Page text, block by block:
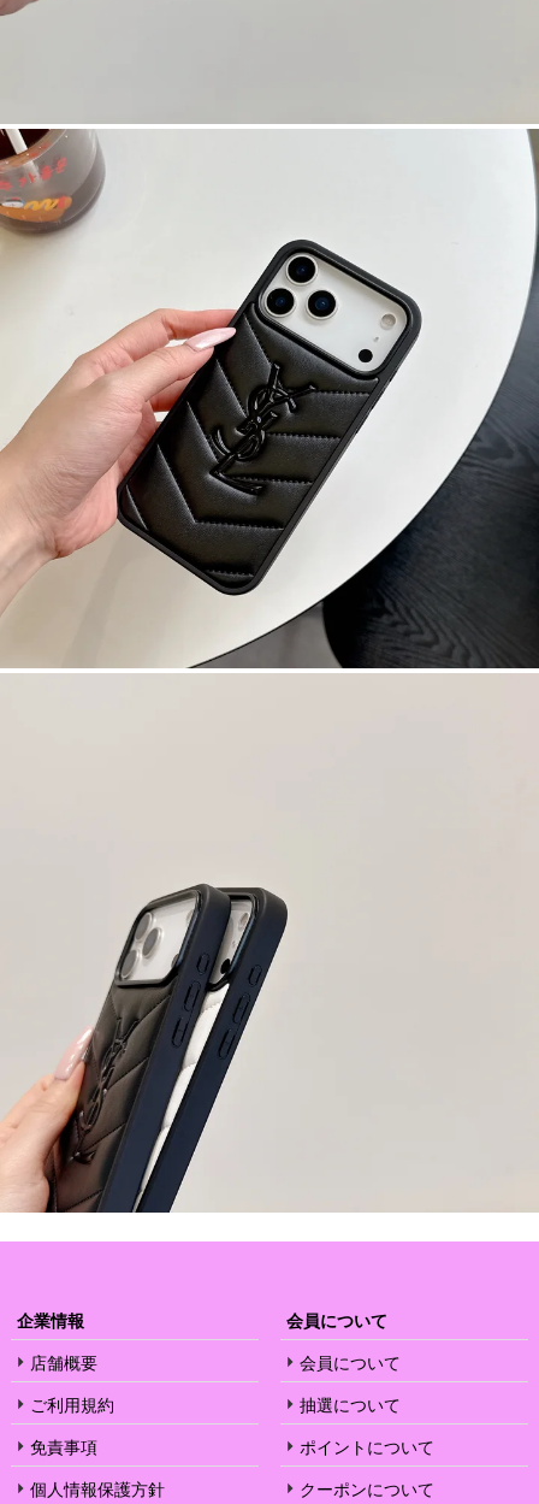
企業情報
店舗概要
ご利用規約
免責事項
個人情報保護方針
会員について
会員について
抽選について
ポイントについて
クーポンについて